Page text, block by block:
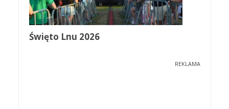
Święto Lnu 2026
REKLAMA